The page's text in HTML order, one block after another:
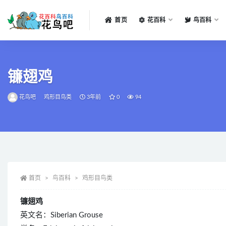
首页 花百科 鸟百科
镰翅鸡
花鸟吧 鸡形目鸟类 3年前 0 94
首页 鸟百科 鸡形目鸟类
镰翅鸡
英文名：Siberian Grouse